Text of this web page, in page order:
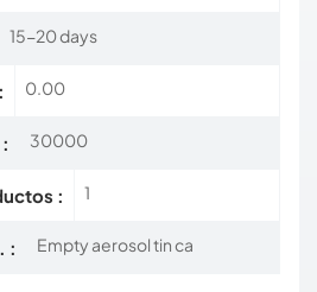
15-20 days
0.00
30000
: 1
: Empty aerosol tin ca